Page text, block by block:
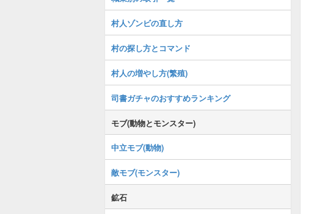
村人ゾンビの直し方
村の探し方とコマンド
村人の増やし方(繁殖)
司書ガチャのおすすめランキング
モブ(動物とモンスター)
中立モブ(動物)
敵モブ(モンスター)
鉱石